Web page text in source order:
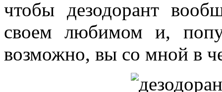
чтобы дезодорант
своем любимом и,
возможно, вы со мной в